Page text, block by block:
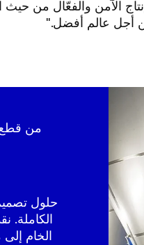
الآمن والفعّال من حيث
من قطع
الكاملة.
الخام